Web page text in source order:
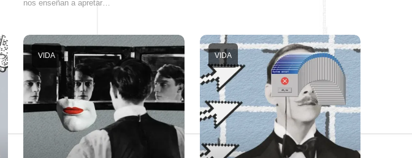
nos enseñan a apretar…
VIDA VIDA